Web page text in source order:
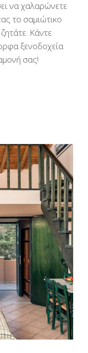
να χαλαρώνετε
το σαμιώτικο
Κάντε
ξενοδοχεία
σας!